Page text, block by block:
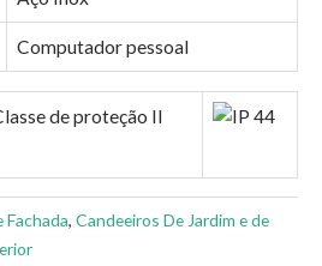
Computador pessoal
Fachada, Candeeiros De Jardim e de